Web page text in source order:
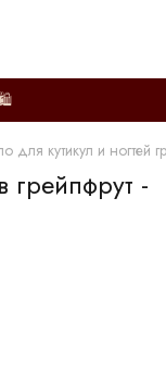
для кутикул и ногтей
грейпфрут -